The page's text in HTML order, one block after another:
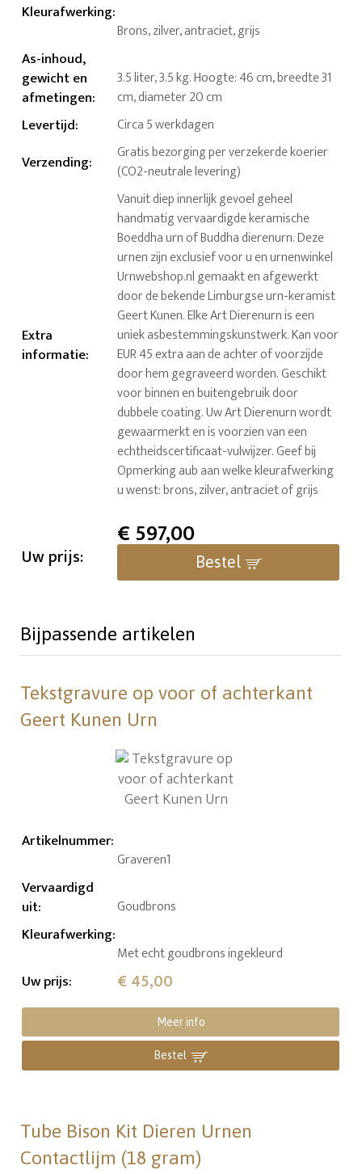
Kleurafwerking:
Brons, zilver, antraciet, grijs
As-inhoud,
gewicht en
afmetingen:
3.5 liter, 3.5 kg. Hoogte: 46 cm, breedte 31
cm, diameter 20 cm
Levertijd: Circa 5 werkdagen
Verzending:
Gratis bezorging per verzekerde koerier
(CO2-neutrale levering)
Extra
informatie:
Vanuit diep innerlijk gevoel geheel
handmatig vervaardigde keramische
Boeddha urn of Buddha dierenurn. Deze
urnen zijn exclusief voor u en urnenwinkel
Urnwebshop.nl gemaakt en afgewerkt
door de bekende Limburgse urn-keramist
Geert Kunen. Elke Art Dierenurn is een
uniek asbestemmingskunstwerk. Kan voor
EUR 45 extra aan de achter of voorzijde
door hem gegraveerd worden. Geschikt
voor binnen en buitengebruik door
dubbele coating. Uw Art Dierenurn wordt
gewaarmerkt en is voorzien van een
echtheidscertificaat-vulwijzer. Geef bij
Opmerking aub aan welke kleurafwerking
u wenst: brons, zilver, antraciet of grijs
Uw prijs:
€597,00
Bestel
Bijpassende artikelen
Tekstgravure op voor of achterkant
Geert Kunen Urn
Artikelnummer:
Graveren1
Vervaardigd
uit: Goudbrons
Kleurafwerking:
Met echt goudbrons ingekleurd
Uw prijs: € 45,00
Meer info
Bestel
Tube Bison Kit Dieren Urnen
Contactlijm (18 gram)